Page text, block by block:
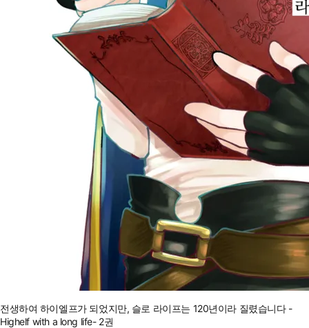
전생하여 하이엘프가 되었지만, 슬로 라이프는 120년이라 질렸습니다 -
Highelf with a long life- 2권